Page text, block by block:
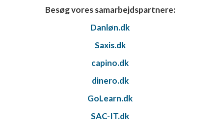
Besøg vores samarbejdspartnere:
Danløn.dk
Saxis.dk
capino.dk
dinero.dk
GoLearn.dk
SAC-IT.dk